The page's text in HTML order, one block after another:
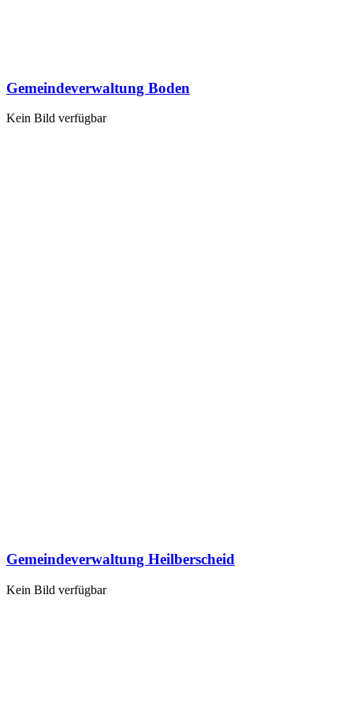
Gemeindeverwaltung Boden
Kein Bild verfügbar
Gemeindeverwaltung Heilberscheid
Kein Bild verfügbar